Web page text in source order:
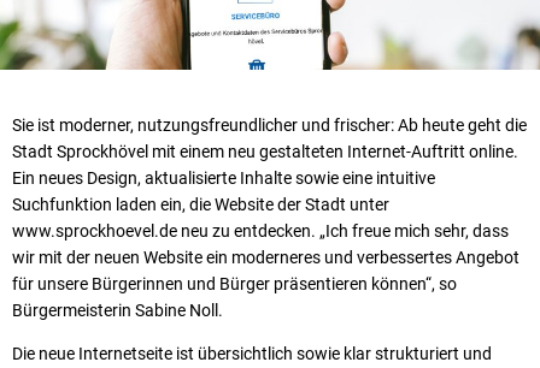
Sie ist moderner, nutzungsfreundlicher und frischer: Ab heute geht die
Stadt Sprockhövel mit einem neu gestalteten Internet-Auftritt online.
Ein neues Design, aktualisierte Inhalte sowie eine intuitive
Suchfunktion laden ein, die Website der Stadt unter
www.sprockhoevel.de neu zu entdecken. „Ich freue mich sehr, dass
wir mit der neuen Website ein moderneres und verbessertes Angebot
für unsere Bürgerinnen und Bürger präsentieren können“, so
Bürgermeisterin Sabine Noll.
Die neue Internetseite ist übersichtlich sowie klar strukturiert und